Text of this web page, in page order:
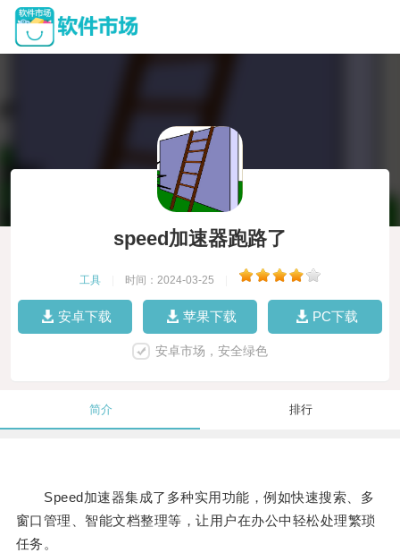
speed加速器跑路了
工具 时间：2024-03-25
安卓下载 苹果下载 PC下载
安卓市场，安全绿色
简介 排行
Speed加速器集成了多种实用功能，例如快速搜索、多
窗口管理、智能文档整理等，让用户在办公中轻松处理繁琐
任务。